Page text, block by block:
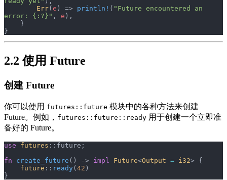
        Err
( e ) => println! ( "Future encountered an
error: {:?}" , e ),
    }
}
2.2 使用 Future
创建 Future
你可以使用 futures::future 模块中的各种方法来创建
Future。例如， futures::future::ready 用于创建一个立即准
备好的 Future。
use futures ::future;
fn create_future () -> impl Future<Output = i32> {
    future
:: ready ( 42 )
}